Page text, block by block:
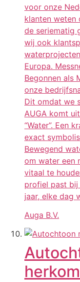
voor onze
klanten weten
de seriematig
wij ook
Europa.
Begonnen als
onze
Dit omdat we
AUGA komt
“Water”. Een
exact
Bewegend
om water een
vitaal te
profiel past bij
jaar, elke dag
Auga B.V.